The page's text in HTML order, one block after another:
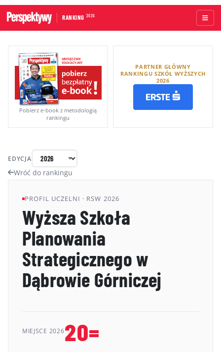
RANKING 2026
STRONA GŁÓWNA
UCZELNIE AKADEMICKIE
UCZELNIE ZAWODOWE
RANKINGI WG TYPÓW UCZELNI
RANKINGI WG GRUP KRYTERIÓW
RANKING KIERUNKÓW STUDIÓW
METODOLOGIA
ERRATA
Pobierz e-book z metodologią
rankingu
PARTNER GŁÓWNY
RANKINGU SZKÓŁ WYŻSZYCH
2026
Wróć do rankingu
EDYCJA
PROFIL UCZELNI · RSW 2026
Wyższa Szkoła
Planowania
Strategicznego w
Dąbrowie Górniczej
MIEJSCE 202620=